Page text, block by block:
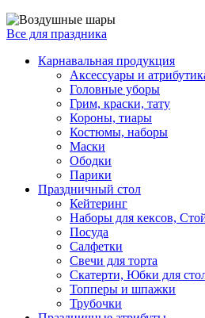
Все для праздника
Карнавальная продукция
Аксессуары и
Головные уборы
Грим, краски, тату
Короны, тиары
Костюмы, наборы
Маски
Ободки
Парики
Праздничный стол
Кейтеринг
Наборы для кексов,
Посуда
Салфетки
Свечи для торта
Скатерти, Юбки для
Топперы и шпажки
Трубочки